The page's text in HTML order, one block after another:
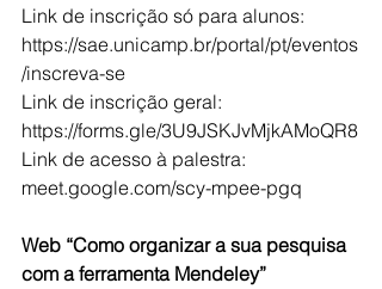
Link de inscrição só para alunos:
https://sae.unicamp.br/portal/pt/eventos
/inscreva-se
Link de inscrição geral:
https://forms.gle/3U9JSKJvMjkAMoQR8
Link de acesso à palestra:
meet.google.com/scy-mpee-pgq
Web “Como organizar a sua pesquisa
com a ferramenta Mendeley”